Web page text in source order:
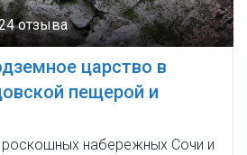
отзыва
царство в
пещерой и
роскошных набережных Сочи и